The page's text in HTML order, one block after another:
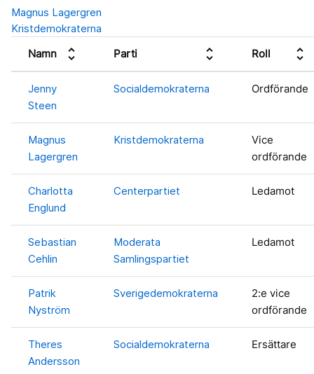
Magnus Lagergren
Kristdemokraterna
Namn
unfold_more Parti unfold_more Roll unfold_more
Jenny
Steen
Socialdemokraterna Ordförande
Magnus
Lagergren
Kristdemokraterna
Vice
ordförande
Charlotta
Englund
Centerpartiet Ledamot
Sebastian
Cehlin
Moderata
Samlingspartiet
Ledamot
Patrik
Nyström
Sverigedemokraterna
2:e vice
ordförande
Theres
Andersson
Socialdemokraterna Ersättare